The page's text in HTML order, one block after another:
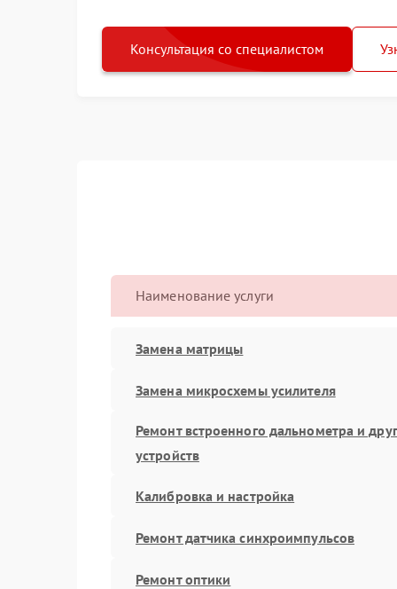
Консультация со специалистом
Наименование услуги
Замена матрицы
Замена микросхемы усилителя
Ремонт встроенного дальнометра и
устройств
Калибровка и настройка
Ремонт датчика синхроимпульсов
Ремонт оптики